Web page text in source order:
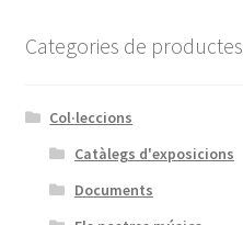
Categories de productes
Col·leccions
Catàlegs d'exposicions
Documents